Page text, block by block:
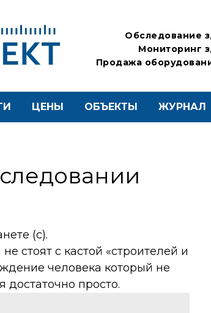
Обследование
Мониторинг
Продажа
ЦЕНЫ ОБЪЕКТЫ ЖУРНАЛ
(с).
стоят с кастой «строителей и
человека который не
достаточно просто.